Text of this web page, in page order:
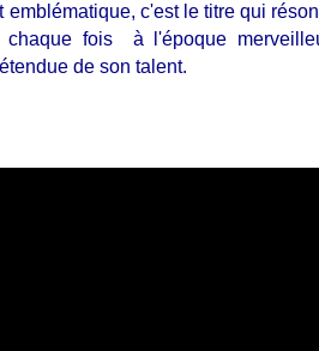
emblématique, c'est le titre qui
chaque fois à l'époque
de son talent.